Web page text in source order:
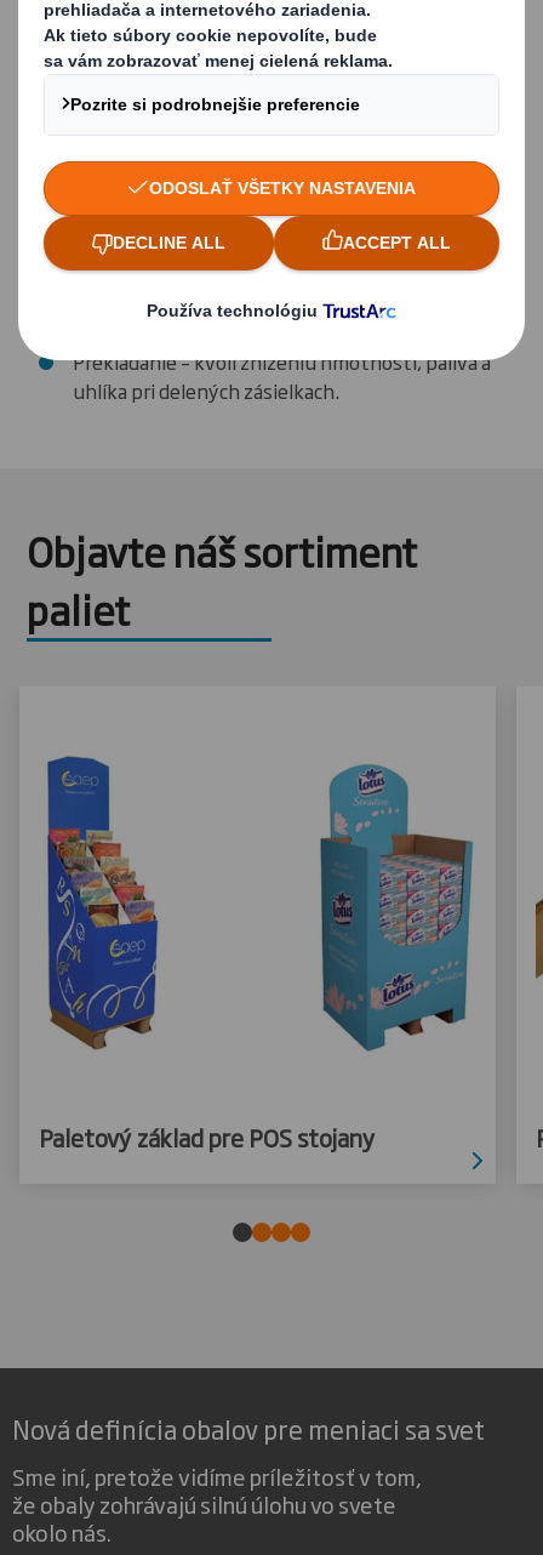
Čo sa týka kontaminácie, ideálne pre
potravinársky a farmaceutický priemysel
Berie do úvahy leteckú nákladnú dopravu,
pretože váha je kritická nákladová položka
Ideálne pre vývoz, pri ktorom sa aplikujú na
drevo obmedzenia
Dopravníky najmä vtedy, keď je paleta
súčasťou výrobnej linky
Použité palety je možné predať ako zbytkový
Prekladanie – kvôli zníženiu hmotnosti, paliva a
uhlíka pri delených zásielkach.
Objavte náš sortiment
paliet
Paletový základ pre POS stojany
Nová definícia obalov pre meniaci sa svet
Sme iní, pretože vidíme príležitosť v tom,
že obaly zohrávajú silnú úlohu vo svete
okolo nás.